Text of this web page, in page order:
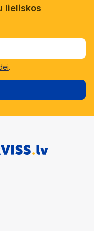
lieliskos
.